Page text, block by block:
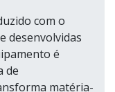
com o
desenvolvidas
é
de
matéria-